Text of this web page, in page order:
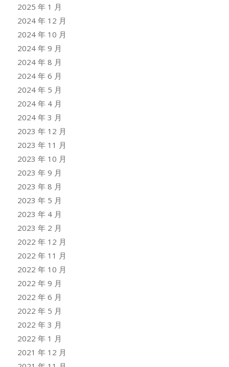
2025 年 1 月
2024 年 12 月
2024 年 10 月
2024 年 9 月
2024 年 8 月
2024 年 6 月
2024 年 5 月
2024 年 4 月
2024 年 3 月
2023 年 12 月
2023 年 11 月
2023 年 10 月
2023 年 9 月
2023 年 8 月
2023 年 5 月
2023 年 4 月
2023 年 2 月
2022 年 12 月
2022 年 11 月
2022 年 10 月
2022 年 9 月
2022 年 6 月
2022 年 5 月
2022 年 3 月
2022 年 1 月
2021 年 12 月